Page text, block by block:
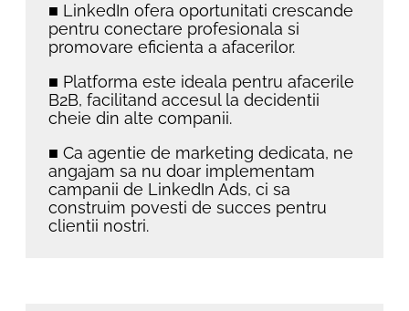
■ LinkedIn ofera oportunitati crescande
pentru conectare profesionala si
promovare eficienta a afacerilor.
■ Platforma este ideala pentru afacerile
B2B, facilitand accesul la decidentii
cheie din alte companii.
■ Ca agentie de marketing dedicata, ne
angajam sa nu doar implementam
campanii de LinkedIn Ads, ci sa
construim povesti de succes pentru
clientii nostri.